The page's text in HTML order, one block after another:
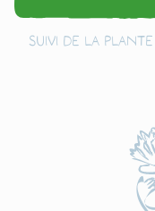
Suivi de la plante